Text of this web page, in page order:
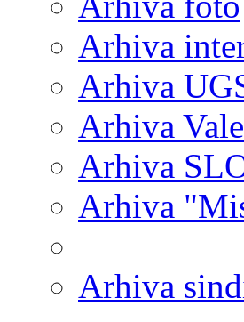
Arhiva
Arhiva
Arhiva
Arhiva
Arhiva
Arhiva